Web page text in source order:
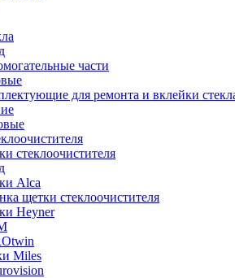
части
для ремонта и вклейки
стеклоочистителя
Alca
щетки стеклоочистителя
Heyner
Miles